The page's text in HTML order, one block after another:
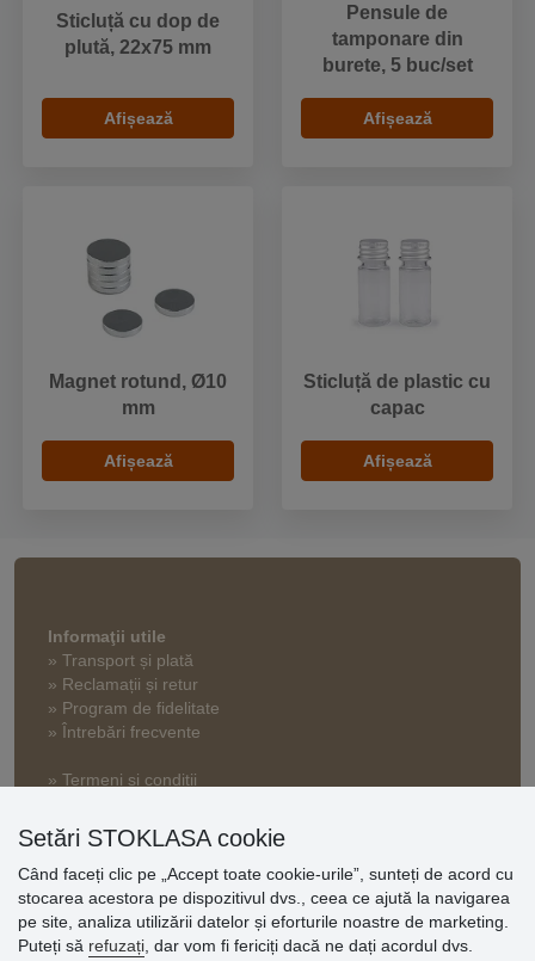
Sticluță cu dop de
plută, 22x75 mm
Afișează
Pensule de
tamponare din
burete, 5 buc/set
Afișează
Magnet rotund, Ø10
mm
Afișează
Sticluță de plastic cu
capac
Afișează
Informaţii utile
» Transport și plată
» Reclamații și retur
» Program de fidelitate
» Întrebări frecvente
» Termeni și condiții
» Politica de confidențialitate
Opinii
clienți
Setări STOKLASA cookie
Când faceți clic pe „Accept toate cookie-urile”, sunteți de acord cu
stocarea acestora pe dispozitivul dvs., ceea ce ajută la navigarea
pe site, analiza utilizării datelor și eforturile noastre de marketing.
Puteți să refuzați , dar vom fi fericiți dacă ne dați acordul dvs.